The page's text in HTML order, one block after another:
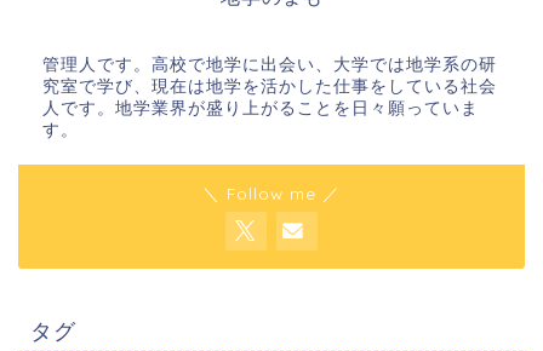
管理人です。高校で地学に出会い、大学では地学系の研
究室で学び、現在は地学を活かした仕事をしている社会
人です。地学業界が盛り上がることを日々願っていま
す。
＼ Follow me ／
タグ